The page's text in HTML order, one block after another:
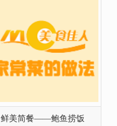
鲜美简餐——鲍鱼捞饭